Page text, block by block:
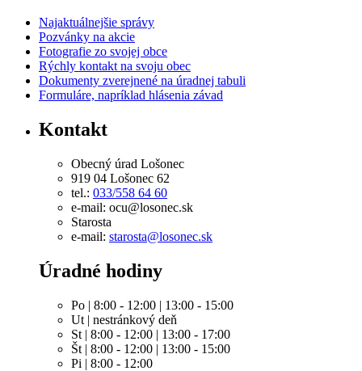
Najaktuálnejšie správy
Pozvánky na akcie
Fotografie zo svojej obce
Rýchly kontakt na svoju obec
Dokumenty zverejnené na úradnej tabuli
Formuláre, napríklad hlásenia závad
Kontakt
Obecný úrad Lošonec
919 04 Lošonec 62
tel.: 033/558 64 60
e-mail: ocu@losonec.sk
Starosta
e-mail: starosta@losonec.sk
Úradné hodiny
Po | 8:00 - 12:00 | 13:00 - 15:00
Ut | nestránkový deň
St | 8:00 - 12:00 | 13:00 - 17:00
Št | 8:00 - 12:00 | 13:00 - 15:00
Pi | 8:00 - 12:00